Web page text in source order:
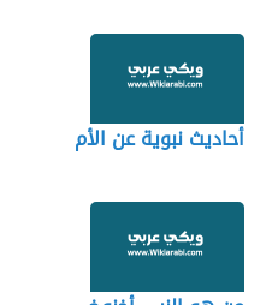
أحاديث نبوية عن الأم